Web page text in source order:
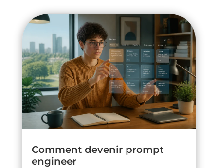
Comment devenir prompt
engineer